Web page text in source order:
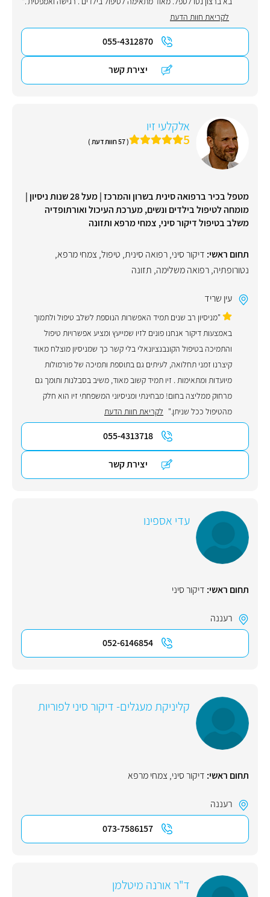
לקריאת חוות הדעת
055-4312870
יצירת קשר
אלקלעי זיו
5 ( 57 חוות דעת )
מטפל בכיר ברפואה סינית בשרון והמרכז | מעל 28 שנות ניסיון |
מומחה לטיפול בילדים ונשים, מערכת העיכול ואורתופדיה
משלב בטיפול דיקור סיני, צמחי מרפא ותזונה
תחום ראשי: דיקור סיני,רפואה סינית, טיפול, צמחי מרפא,
נטורופתיה,רפואה משלימה, תזונה
עין שריד
"מניסיון רב שנים תמיד האפשרות הנוספת לשלב טיפול ולתמוך
באמצעות דיקור אנחנו פונים לזיו שמייעץ ומציע אפשרויות טיפול
והתמיכה בטיפול הקונבנציונאלי בלי קשר כך שמניסיון מוצלח מאוד
קיצרנו זמני תחלואה, לעיתים גם בתוספת ותמיכה של פורמולות
מיועדות ומתאימות . זיו תמיד קשוב מאוד, משיב בסבלנות ותומך גם
מרחוק ממליצה בחום! מבחינתי ומניסיוני המשפחתי זיו הוא חלק
מהטיפול ככל שניתן." לקריאת חוות הדעת
055-4313718
יצירת קשר
עדי אספינו
תחום ראשי: דיקור סיני
רעננה
052-6146854
קליניקת מעגלים- דיקור סיני לפוריות
תחום ראשי: דיקור סיני, צמחי מרפא
רעננה
073-7586157
ד"ר אורנה מיטלמן